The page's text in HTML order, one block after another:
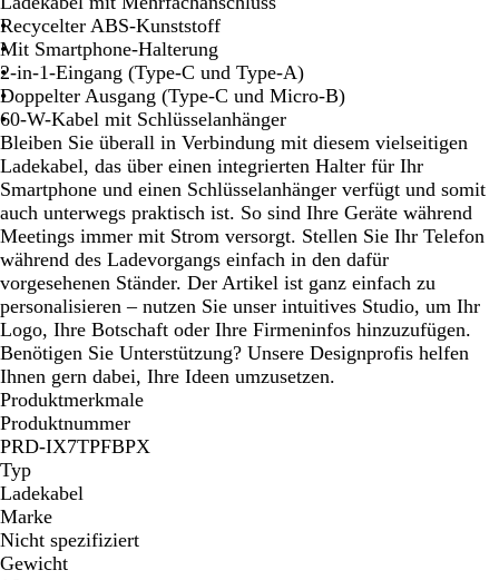
w
a
r
z
ß
Recycelter ABS-Kunststoff
Mit Smartphone-Halterung
2-in-1-Eingang (Type-C und Type-A)
Doppelter Ausgang (Type-C und Micro-B)
60-W-Kabel mit Schlüsselanhänger
Bleiben Sie überall in Verbindung mit diesem vielseitigen
Ladekabel, das über einen integrierten Halter für Ihr
Smartphone und einen Schlüsselanhänger verfügt und somit
auch unterwegs praktisch ist. So sind Ihre Geräte während
Meetings immer mit Strom versorgt. Stellen Sie Ihr Telefon
während des Ladevorgangs einfach in den dafür
vorgesehenen Ständer. Der Artikel ist ganz einfach zu
personalisieren – nutzen Sie unser intuitives Studio, um Ihr
Logo, Ihre Botschaft oder Ihre Firmeninfos hinzuzufügen.
Benötigen Sie Unterstützung? Unsere Designprofis helfen
Ihnen gern dabei, Ihre Ideen umzusetzen.
Produktmerkmale
Produktnummer
PRD-IX7TPFBPX
Typ
Ladekabel
Marke
Nicht spezifiziert
Gewicht